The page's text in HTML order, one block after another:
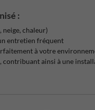
:
chaleur)
entretien fréquent
à votre
contribuant ainsi à une